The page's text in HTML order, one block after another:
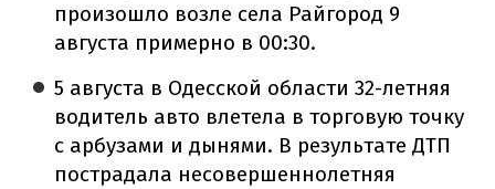
произошло возле села Райгород 9
августа примерно в 00:30.
5 августа в Одесской области 32-летняя
водитель авто влетела в торговую точку
с арбузами и дынями. В результате ДТП
пострадала несовершеннолетняя